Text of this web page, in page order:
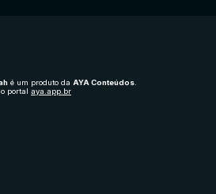
é um produto da AYA Conteúdos.
portal aya.app.br